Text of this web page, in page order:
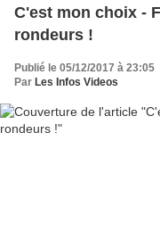
C'est mon choix -
rondeurs !
Publié le 05/12/2017 à 23:05
Par Les Infos Videos